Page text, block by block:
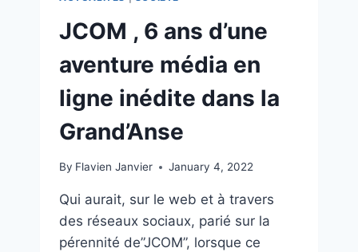
JCOM , 6 ans d’une
aventure média en
ligne inédite dans la
Grand’Anse
By Flavien Janvier January 4, 2022
Qui aurait, sur le web et à travers
des réseaux sociaux, parié sur la
pérennité de”JCOM”, lorsque ce